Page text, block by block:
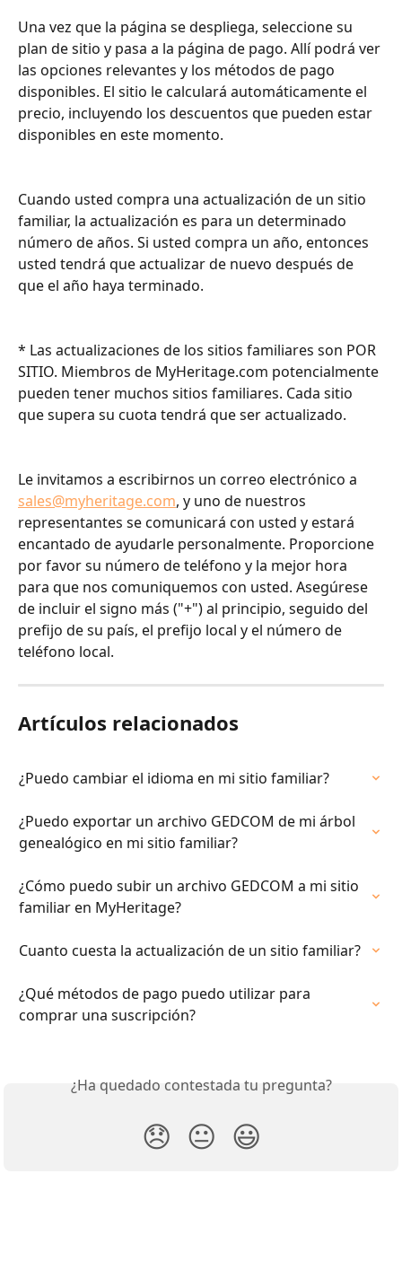
Una vez que la página se despliega, seleccione su
plan de sitio y pasa a la página de pago. Allí podrá ver
las opciones relevantes y los métodos de pago
disponibles. El sitio le calculará automáticamente el
precio, incluyendo los descuentos que pueden estar
disponibles en este momento.
Cuando usted compra una actualización de un sitio
familiar, la actualización es para un determinado
número de años. Si usted compra un año, entonces
usted tendrá que actualizar de nuevo después de
que el año haya terminado.
* Las actualizaciones de los sitios familiares son POR
SITIO. Miembros de MyHeritage.com potencialmente
pueden tener muchos sitios familiares. Cada sitio
que supera su cuota tendrá que ser actualizado.
Le invitamos a escribirnos un correo electrónico a
sales@myheritage.com, y uno de nuestros
representantes se comunicará con usted y estará
encantado de ayudarle personalmente. Proporcione
por favor su número de teléfono y la mejor hora
para que nos comuniquemos con usted. Asegúrese
de incluir el signo más ("+") al principio, seguido del
prefijo de su país, el prefijo local y el número de
teléfono local.
Artículos relacionados
¿Puedo cambiar el idioma en mi sitio familiar?
¿Puedo exportar un archivo GEDCOM de mi árbol
genealógico en mi sitio familiar?
¿Cómo puedo subir un archivo GEDCOM a mi sitio
familiar en MyHeritage?
Cuanto cuesta la actualización de un sitio familiar?
¿Qué métodos de pago puedo utilizar para
comprar una suscripción?
¿Ha quedado contestada tu pregunta?
😞 😐 😃